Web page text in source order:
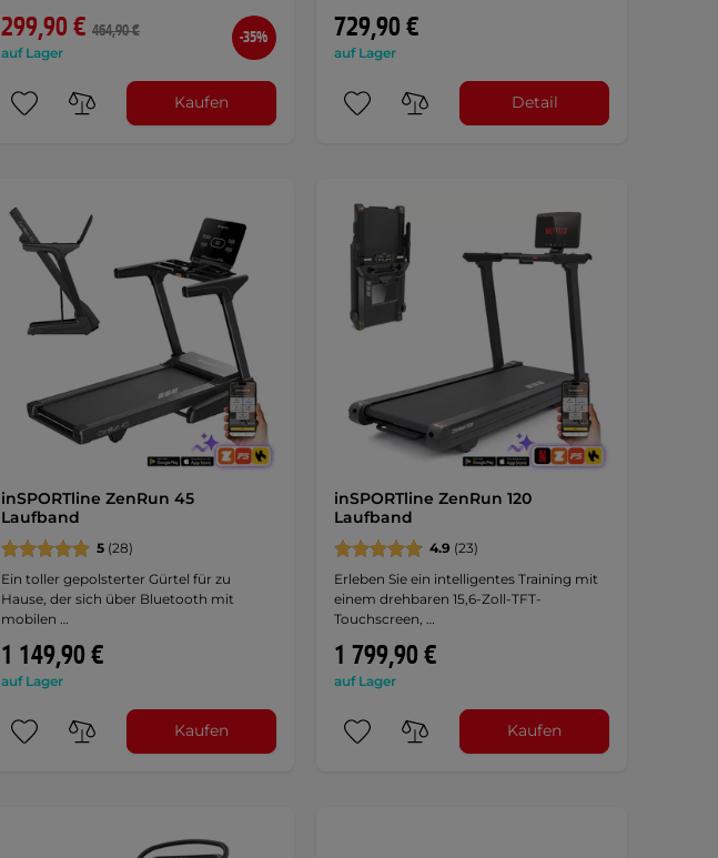
299,90 € 464,90 €
auf Lager
-35%
Kaufen
729,90 €
auf Lager
Detail
inSPORTline ZenRun 45
Laufband
5(28)
Ein toller gepolsterter Gürtel für zu
Hause, der sich über Bluetooth mit
mobilen …
1 149,90 €
auf Lager
Kaufen
inSPORTline ZenRun 120
Laufband
4.9 (23)
Erleben Sie ein intelligentes Training mit
einem drehbaren 15,6-Zoll-TFT-
Touchscreen, …
1 799,90 €
auf Lager
Kaufen